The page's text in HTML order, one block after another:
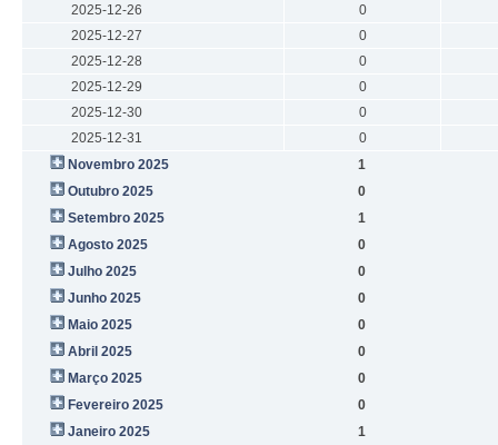
2025-12-26
0
2025-12-27
0
2025-12-28
0
2025-12-29
0
2025-12-30
0
2025-12-31
0
Novembro 2025
1
Outubro 2025
0
Setembro 2025
1
Agosto 2025
0
Julho 2025
0
Junho 2025
0
Maio 2025
0
Abril 2025
0
Março 2025
0
Fevereiro 2025
0
Janeiro 2025
1